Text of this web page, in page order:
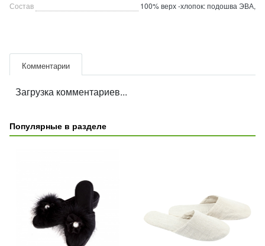
Состав
100% верх -хлопок: подошва ЭВА,
Комментарии
Загрузка комментариев...
Популярные в разделе